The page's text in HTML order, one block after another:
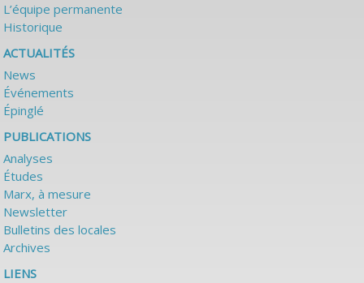
L’équipe permanente
Historique
ACTUALITÉS
News
Événements
Épinglé
PUBLICATIONS
Analyses
Études
Marx, à mesure
Newsletter
Bulletins des locales
Archives
LIENS